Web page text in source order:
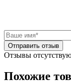
Отправить отзыв
Отзывы
Похожие